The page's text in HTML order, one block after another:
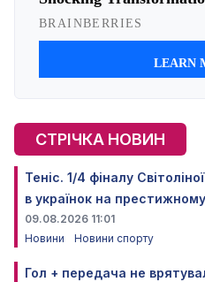
СТРІЧКА НОВИН
Теніс. 1/4 фіналу
в українок на
09.08.2026 11:01
Новини
Новини спорту
Гол + передача не